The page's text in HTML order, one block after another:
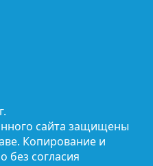
сайта защищены
Копирование и
без согласия